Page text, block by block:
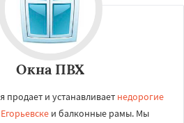
Окна ПВХ
и устанавливает недорогие
и балконные рамы. Мы